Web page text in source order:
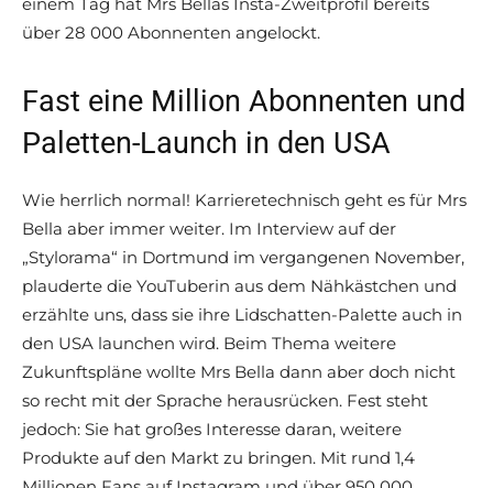
über 28 000 Abonnenten angelockt.
Fast eine Million Abonnenten und
Paletten-Launch in den USA
Wie herrlich normal! Karrieretechnisch geht es für Mrs
Bella aber immer weiter. Im Interview auf der
„Stylorama“ in Dortmund im vergangenen November,
plauderte die YouTuberin aus dem Nähkästchen und
erzählte uns, dass sie ihre Lidschatten-Palette auch in
den USA launchen wird. Beim Thema weitere
Zukunftspläne wollte Mrs Bella dann aber doch nicht
so recht mit der Sprache herausrücken. Fest steht
jedoch: Sie hat großes Interesse daran, weitere
Produkte auf den Markt zu bringen. Mit rund 1,4